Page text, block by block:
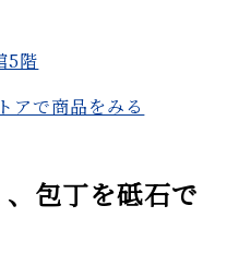
5階
アで商品をみる
、包丁を砥石で